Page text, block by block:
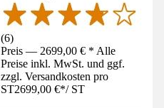
(6)
Preis — 2699,00 € * Alle
Preise inkl. MwSt. und ggf.
zzgl. Versandkosten pro
ST2699,00 €*/ ST